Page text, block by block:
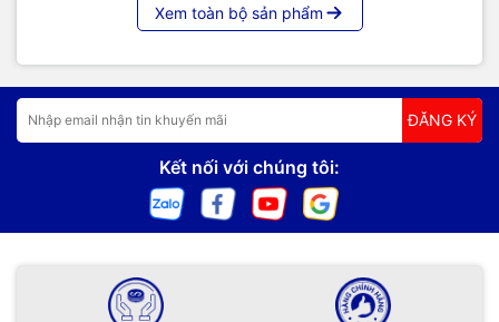
Xem toàn bộ sản phẩm
ĐĂNG KÝ
Kết nối với chúng tôi: